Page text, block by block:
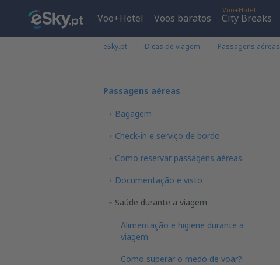
Voo+Hotel Voos baratos
Voo+Hotel
City Breaks
eSky.pt Dicas de viagem Passagens aéreas
Passagens aéreas
Bagagem
Check-in e serviço de bordo
Como reservar passagens aéreas
Documentação e visto
Saúde durante a viagem
Alimentação e higiene durante a
viagem
Como superar o medo de voar?